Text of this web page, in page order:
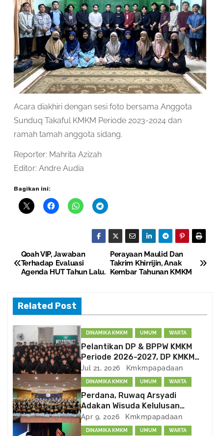
Acara diakhiri dengan sesi foto bersama Anggota
Sunduq Takaful KMKM Periode 2023-2024 dan
ramah tamah anggota sidang.
Reporter: Mahrita Azizah
Editor: Andre Audia
Bagikan ini:
P
o
s
t
n
a
v
i
g
Perayaan Maulid Dan
Takrim Khirrijin, Anak
Kembar Tahunan KMKM
Qoah VIP, Jawaban
Terhadap Evaluasi
Agenda HUT Tahun Lalu.
Related Post
DINAMIKA KMKM UMUM WARTA
Pelantikan DP & BPPW KMKM
Periode 2026-2027, DP KMKM
Bentuk Divisi PSDM dan
Kema’had-an
Jul 21, 2026 Kmkmpapadaan
DINAMIKA KMKM UMUM WARTA
Perdana, Ruwaq Arsyadi
Adakan Wisuda Kelulusan
Peserta
Apr 9, 2026 Kmkmpapadaan
DINAMIKA KMKM UMUM WARTA